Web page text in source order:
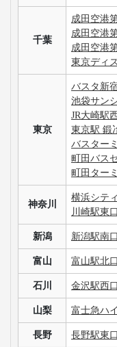
千葉
成田空港
成田空港
成田空港
東京ディ
東京
バスタ新
池袋サン
JR大崎駅
東京駅 鍛
バスター
町田バス
町田ター
神奈川
横浜シテ
川崎駅東
新潟 新潟駅南口
富山 富山駅北口
石川 金沢駅西口
山梨 富士急ハ
長野 長野駅東口